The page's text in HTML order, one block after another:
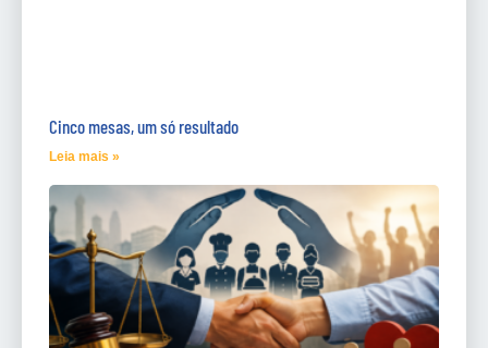
Cinco mesas, um só resultado
Leia mais »